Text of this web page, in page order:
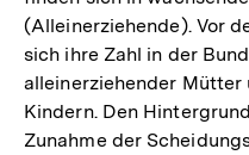
(Alleinerziehende). Vor
sich ihre Zahl in der
alleinerziehender
Kindern. Den
Zunahme der